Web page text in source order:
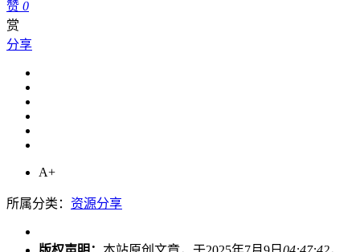
赞 0
赏
分享
A+
所属分类： 资源分享